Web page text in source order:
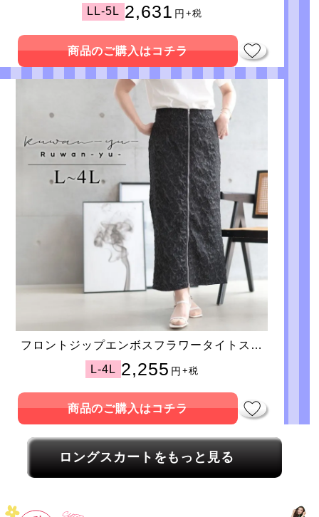
LL-5L 2,631 円 +税
商品のご購入はコチラ
フロントジップエンボスフラワータイトスカ
L-4L 2,255 円 +税
商品のご購入はコチラ
ロングスカートをもっと見る